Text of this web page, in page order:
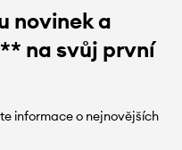
novinek a
** na svůj první
informace o nejnovějších